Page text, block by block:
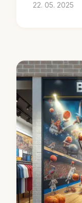
22. 05. 2025